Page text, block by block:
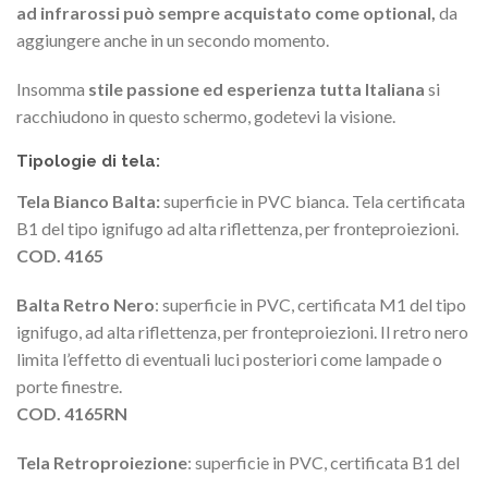
ad infrarossi può sempre acquistato come optional, da
aggiungere anche in un secondo momento.
Insomma stile passione ed esperienza tutta Italiana si
racchiudono in questo schermo, godetevi la visione.
Tipologie di tela:
Tela Bianco Balta:superficie in PVC bianca. Tela certificata
B1 del tipo ignifugo ad alta riflettenza, per fronteproiezioni.
COD. 4165
Balta Retro Nero: superficie in PVC, certificata M1 del tipo
ignifugo, ad alta riflettenza, per fronteproiezioni. Il retro nero
limita l’effetto di eventuali luci posteriori come lampade o
porte finestre.
COD. 4165RN
Tela Retroproiezione: superficie in PVC, certificata B1 del